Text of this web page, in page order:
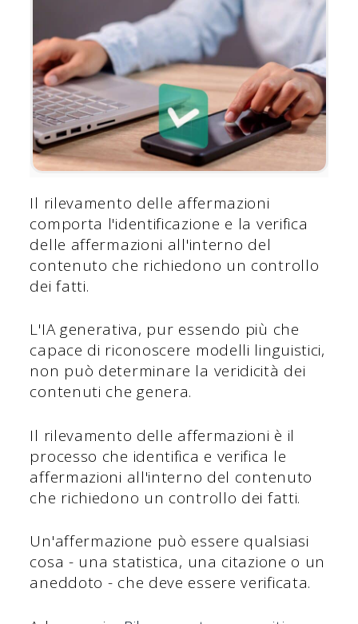
Il rilevamento delle affermazioni
comporta l'identificazione e la verifica
delle affermazioni all'interno del
contenuto che richiedono un controllo
dei fatti.
L'IA generativa, pur essendo più che
capace di riconoscere modelli linguistici,
non può determinare la veridicità dei
contenuti che genera.
Il rilevamento delle affermazioni è il
processo che identifica e verifica le
affermazioni all'interno del contenuto
che richiedono un controllo dei fatti.
Un'affermazione può essere qualsiasi
cosa - una statistica, una citazione o un
aneddoto - che deve essere verificata.